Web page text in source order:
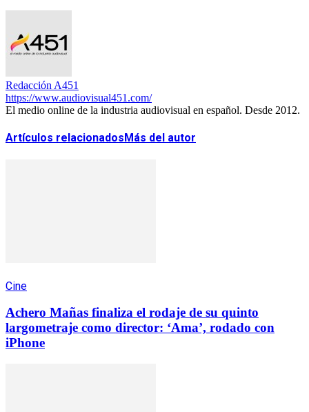
Redacción A451
https://www.audiovisual451.com/
El medio online de la industria audiovisual en español. Desde 2012.
Artículos relacionados Más del autor
Cine
Achero Mañas finaliza el rodaje de su quinto
largometraje como director: ‘Ama’, rodado con
iPhone